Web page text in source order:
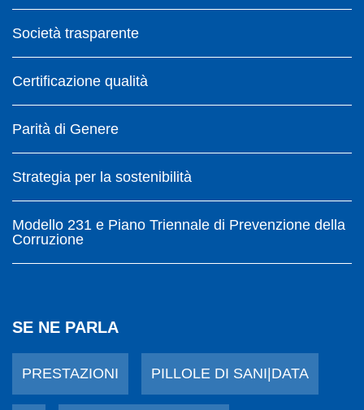
Società trasparente
Certificazione qualità
Parità di Genere
Strategia per la sostenibilità
Modello 231 e Piano Triennale di Prevenzione della
Corruzione
SE NE PARLA
PRESTAZIONI PILLOLE DI SANI|DATA